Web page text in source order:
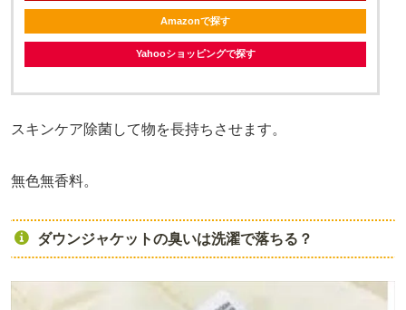
Amazonで探す
Yahooショッピングで探す
スキンケア除菌して物を長持ちさせます。
無色無香料。
ダウンジャケットの臭いは洗濯で落ちる？